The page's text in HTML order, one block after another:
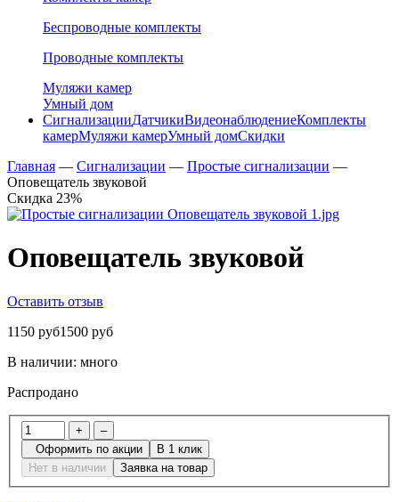
Беспроводные комплекты
Проводные комплекты
Муляжи камер
Умный дом
СигнализацииДатчикиВидеонаблюдениеКомплекты
камерМуляжи камерУмный домСкидки
Главная — Сигнализации — Простые сигнализации —
Оповещатель звуковой
Скидка 23%
Оповещатель звуковой
Оставить отзыв
1150 руб1500 руб
В наличии: много
Распродано
+
–
Оформить по акции
В 1 клик
Нет в наличии
Заявка на товар